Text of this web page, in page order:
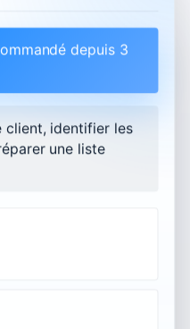
depuis 3
identifier les
une liste